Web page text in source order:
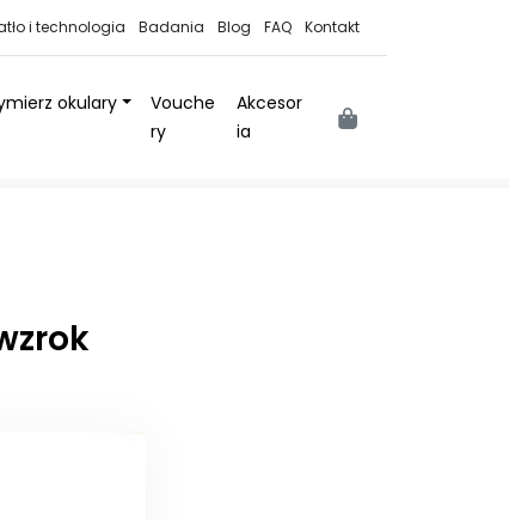
i technologia Badania Blog FAQ Kontakt
okulary
Vouche
ry
Akcesor
ia